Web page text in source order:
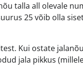
talla all olevale
25 võib olla
Kui ostate
jala pikkus